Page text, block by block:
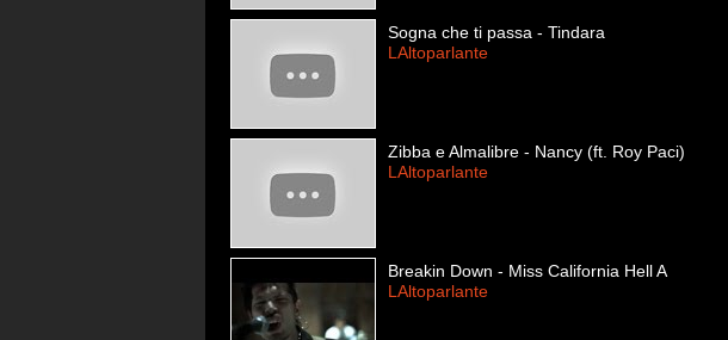
Sogna che ti passa - Tindara
LAltoparlante
Zibba e Almalibre - Nancy (ft. Roy Paci)
LAltoparlante
Breakin Down - Miss California Hell A
LAltoparlante